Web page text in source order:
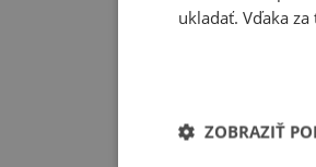
ukladať. Vďaka za
ZOBRAZIŤ